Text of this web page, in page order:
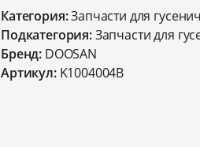
Категория:Запчасти для
Подкатегория:Запчасти для
Бренд: DOOSAN
Артикул:K1004004B